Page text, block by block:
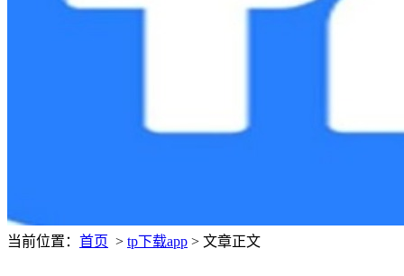
当前位置： 首页 > tp下载app > 文章正文